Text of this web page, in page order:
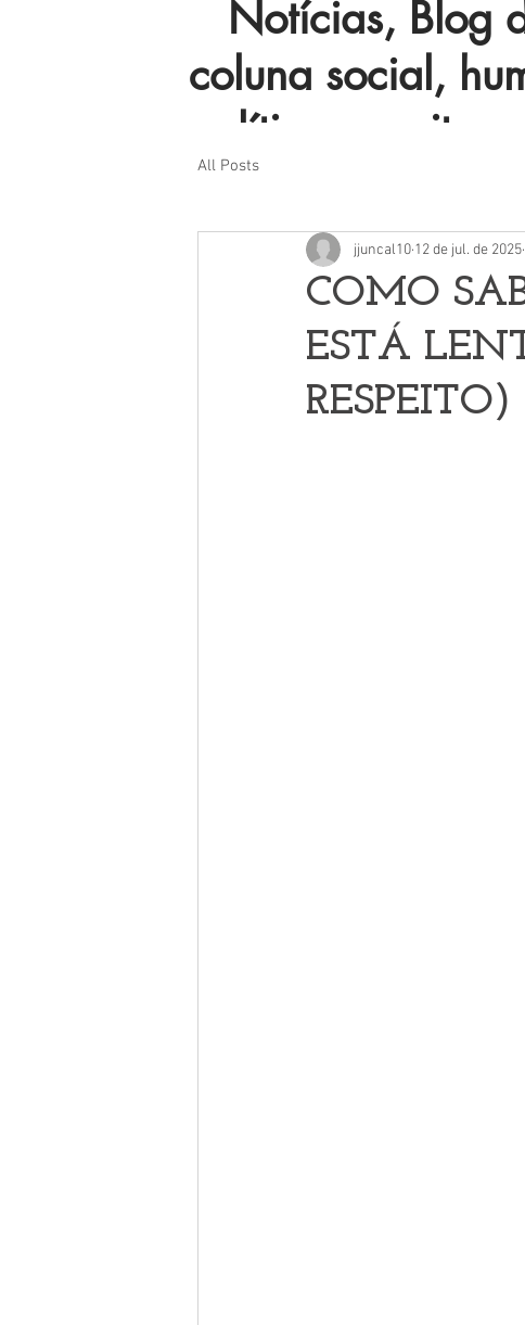
Notícias, Blog
coluna social,
política e muito
All Posts
COMO
ESTÁ
RESPEITO)
jjuncal10 12 de jul. de 2025